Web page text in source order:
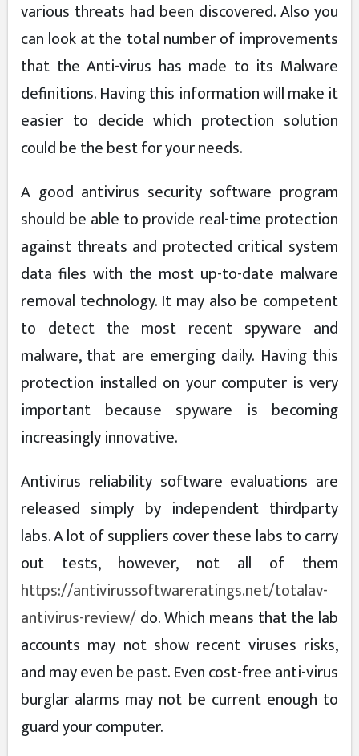
various threats had been discovered. Also you
can look at the total number of improvements
that the Anti-virus has made to its Malware
definitions. Having this information will make it
easier to decide which protection solution
could be the best for your needs.
A good antivirus security software program
should be able to provide real-time protection
against threats and protected critical system
data files with the most up-to-date malware
removal technology. It may also be competent
to detect the most recent spyware and
malware, that are emerging daily. Having this
protection installed on your computer is very
important because spyware is becoming
increasingly innovative.
Antivirus reliability software evaluations are
released simply by independent thirdparty
labs. A lot of suppliers cover these labs to carry
out tests, however, not all of them
https://antivirussoftwareratings.net/totalav-
antivirus-review/do. Which means that the lab
accounts may not show recent viruses risks,
and may even be past. Even cost-free anti-virus
burglar alarms may not be current enough to
guard your computer.